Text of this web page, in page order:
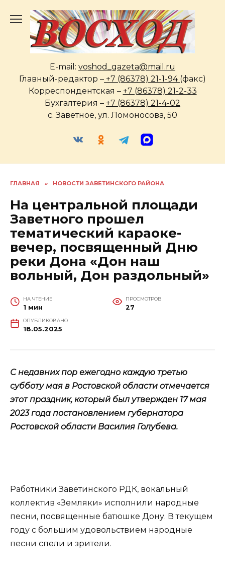
содержанию
E-mail: voshod_gazeta@mail.ru
Главный-редактор – +7 (86378) 21-1-94 (факс)
Корреспондентская – +7 (86378) 21-2-33
Бухгалтерия – +7 (86378) 21-4-02
с. Заветное, ул. Ломоносова, 50
ГЛАВНАЯ » НОВОСТИ ЗАВЕТИНСКОГО РАЙОНА
На центральной площади
Заветного прошел
тематический караоке-
вечер, посвященный Дню
реки Дона «Дон наш
вольный, Дон раздольный»
НА ЧТЕНИЕ
1 мин
ПРОСМОТРОВ
27
ОПУБЛИКОВАНО
18.05.2025
С недавних пор ежегодно каждую третью
субботу мая в Ростовской области отмечается
этот праздник, который был утвержден 17 мая
2023 года постановлением губернатора
Ростовской области Василия Голубева.
Работники Заветинского РДК, вокальный
коллектив «Земляки» исполнили народные
песни, посвященные батюшке Дону. В текущем
году с большим удовольствием народные
песни спели и зрители.